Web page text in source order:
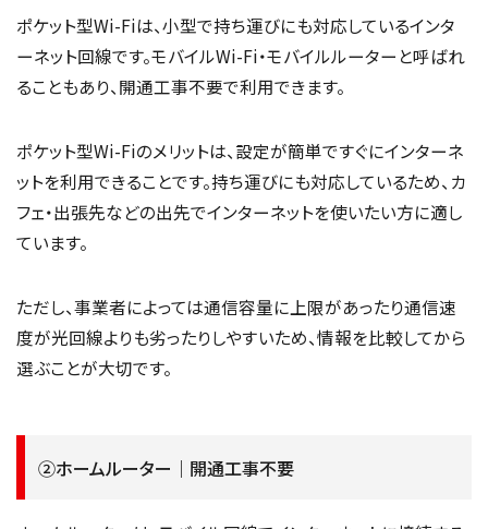
ポケット型Wi-Fiは、小型で持ち運びにも対応しているインタ
ーネット回線です。モバイルWi-Fi・モバイルルーターと呼ばれ
ることもあり、開通工事不要で利用できます。
ポケット型Wi-Fiのメリットは、設定が簡単ですぐにインターネ
ットを利用できることです。持ち運びにも対応しているため、カ
フェ・出張先などの出先でインターネットを使いたい方に適し
ています。
ただし、事業者によっては通信容量に上限があったり通信速
度が光回線よりも劣ったりしやすいため、情報を比較してから
選ぶことが大切です。
②ホームルーター｜開通工事不要